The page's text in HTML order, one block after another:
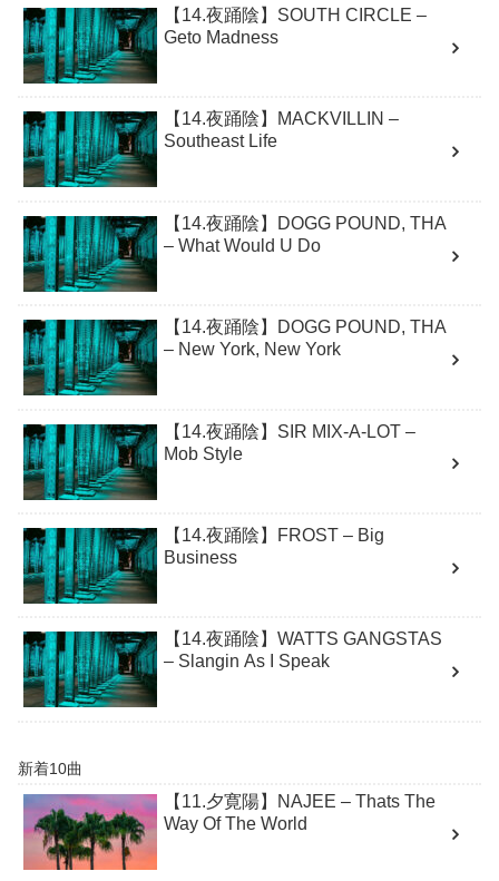
【14.夜踊陰】SOUTH CIRCLE –
Geto Madness
【14.夜踊陰】MACKVILLIN –
Southeast Life
【14.夜踊陰】DOGG POUND, THA
– What Would U Do
【14.夜踊陰】DOGG POUND, THA
– New York, New York
【14.夜踊陰】SIR MIX-A-LOT –
Mob Style
【14.夜踊陰】FROST – Big
Business
【14.夜踊陰】WATTS GANGSTAS
– Slangin As I Speak
新着10曲
【11.夕寛陽】NAJEE – Thats The
Way Of The World